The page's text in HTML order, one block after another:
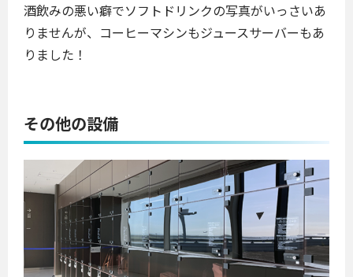
酒飲みの悪い癖でソフトドリンクの写真がいっさいあ
りませんが、コーヒーマシンもジュースサーバーもあ
りました！
その他の設備